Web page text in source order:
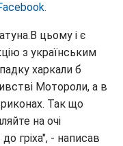
цьому і є
з українським
харкали б
Мотороли, а в
Так що
на очі
гріха", - написав